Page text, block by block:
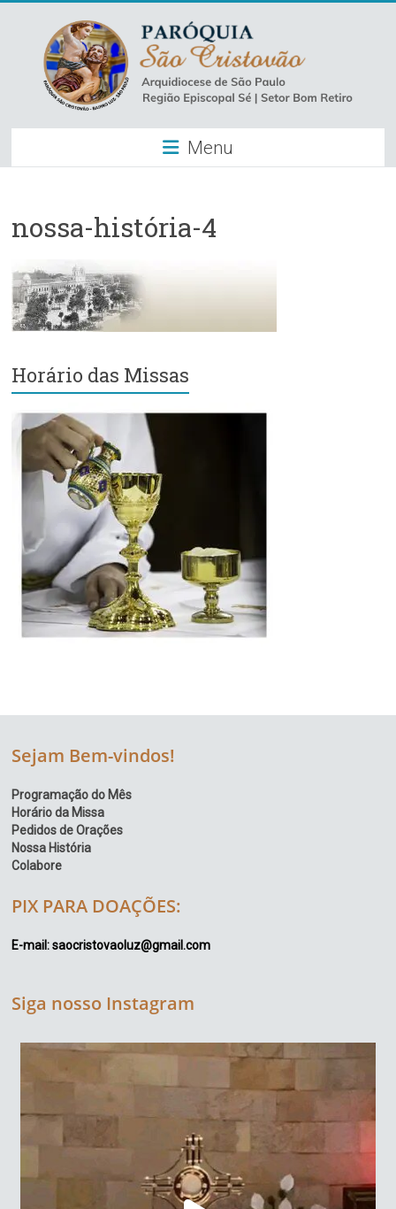
content
Paróquia
São
–
Luz
Arquidiocese
de
–
Episcopal
Setor
Menu
nossa-história-4
Horário das Missas
Sejam Bem-vindos!
Programação do Mês
Horário da Missa
Pedidos de Orações
Nossa História
Colabore
PIX PARA DOAÇÕES:
E-mail: saocristovaoluz@gmail.com
Siga nosso Instagram